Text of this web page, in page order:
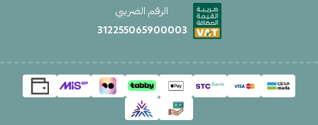
الرقم الضريبي
312255065900003